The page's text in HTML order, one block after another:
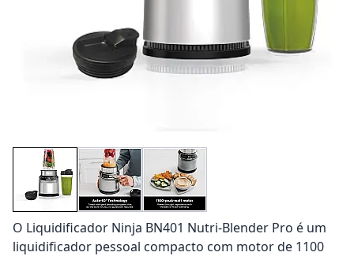
O Liquidificador Ninja BN401 Nutri-Blender Pro é um
liquidificador pessoal compacto com motor de 1100